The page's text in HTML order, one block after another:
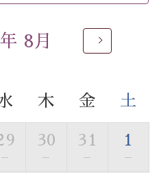
クアウト10時
源泉です。身も心も癒され
8月
木 金 土
—
30
—
31
—
1
—